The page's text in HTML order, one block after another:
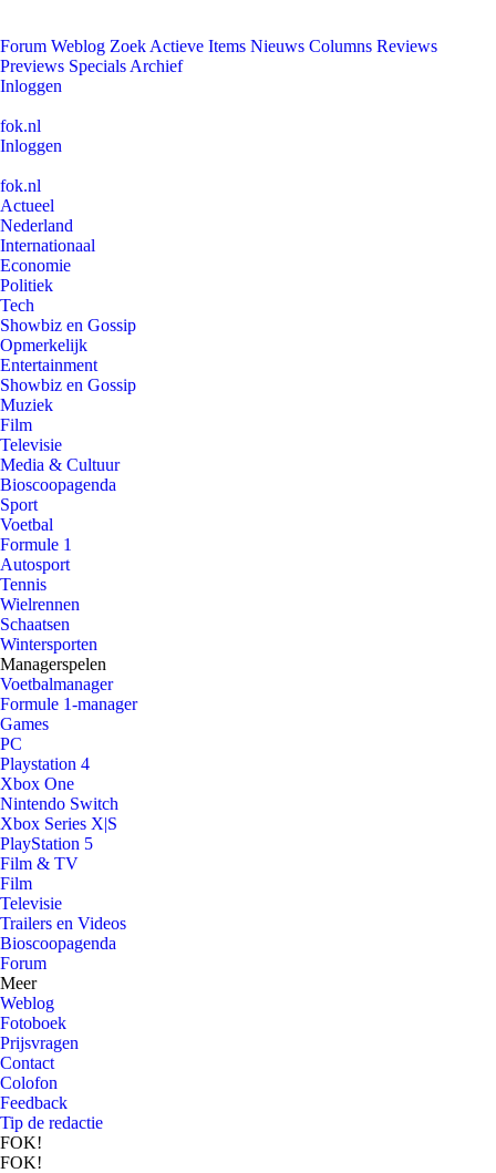
Forum Weblog Zoek Actieve Items Nieuws Columns Reviews
Previews Specials Archief
Inloggen
fok.nl
Inloggen
fok.nl
Actueel
Nederland
Internationaal
Economie
Politiek
Tech
Showbiz en Gossip
Opmerkelijk
Entertainment
Showbiz en Gossip
Muziek
Film
Televisie
Media & Cultuur
Bioscoopagenda
Sport
Voetbal
Formule 1
Autosport
Tennis
Wielrennen
Schaatsen
Wintersporten
Managerspelen
Voetbalmanager
Formule 1-manager
Games
PC
Playstation 4
Xbox One
Nintendo Switch
Xbox Series X|S
PlayStation 5
Film & TV
Film
Televisie
Trailers en Videos
Bioscoopagenda
Forum
Meer
Weblog
Fotoboek
Prijsvragen
Contact
Colofon
Feedback
Tip de redactie
FOK!
FOK!